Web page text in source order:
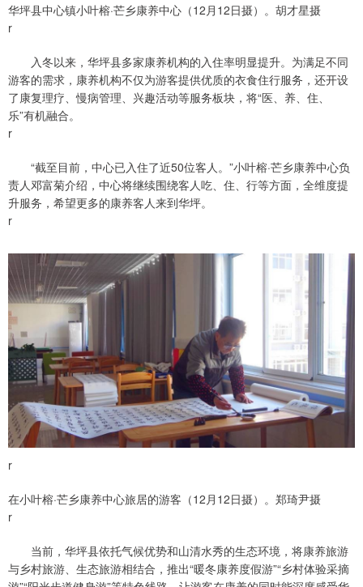
华坪县中心镇小叶榕·芒乡康养中心（12月12日摄）。胡才星摄
r
入冬以来，华坪县多家康养机构的入住率明显提升。为满足不同
游客的需求，康养机构不仅为游客提供优质的衣食住行服务，还开设
了康复理疗、慢病管理、兴趣活动等服务板块，将“医、养、住、
乐”有机融合。
r
“截至目前，中心已入住了近50位客人。”小叶榕·芒乡康养中心负
责人邓富菊介绍，中心将继续围绕客人吃、住、行等方面，全维度提
升服务，希望更多的康养客人来到华坪。
r
r
在小叶榕·芒乡康养中心旅居的游客（12月12日摄）。郑琦尹摄
r
当前，华坪县依托气候优势和山清水秀的生态环境，将康养旅游
与乡村旅游、生态旅游相结合，推出“暖冬康养度假游”“乡村体验采摘